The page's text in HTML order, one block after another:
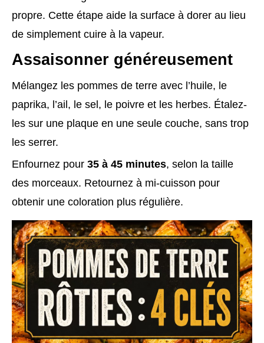
propre. Cette étape aide la surface à dorer au lieu
de simplement cuire à la vapeur.
Assaisonner généreusement
Mélangez les pommes de terre avec l’huile, le
paprika, l’ail, le sel, le poivre et les herbes. Étalez-
les sur une plaque en une seule couche, sans trop
les serrer.
Enfournez pour 35 à 45 minutes, selon la taille
des morceaux. Retournez à mi-cuisson pour
obtenir une coloration plus régulière.